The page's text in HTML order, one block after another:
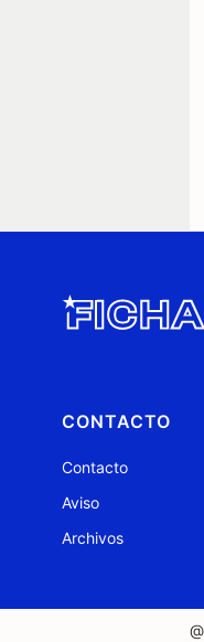
CONTACTO
Contacto
Aviso
Archivos